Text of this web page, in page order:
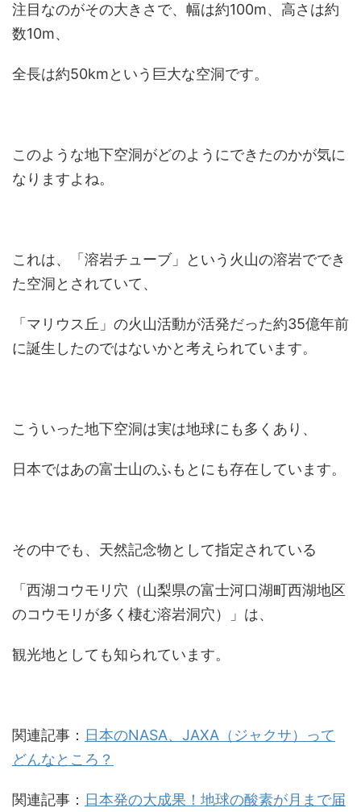
注目なのがその大きさで、幅は約100m、高さは約
数10m、
全長は約50kmという巨大な空洞です。
このような地下空洞がどのようにできたのかが気に
なりますよね。
これは、「溶岩チューブ」という火山の溶岩ででき
た空洞とされていて、
「マリウス丘」の火山活動が活発だった約35億年前
に誕生したのではないかと考えられています。
こういった地下空洞は実は地球にも多くあり、
日本ではあの富士山のふもとにも存在しています。
その中でも、天然記念物として指定されている
「西湖コウモリ穴（山梨県の富士河口湖町西湖地区
のコウモリが多く棲む溶岩洞穴）」は、
観光地としても知られています。
関連記事： 日本のNASA、JAXA（ジャクサ）って
どんなところ？
関連記事： 日本発の大成果！地球の酸素が月まで届